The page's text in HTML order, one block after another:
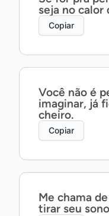
seja no calor
Copiar
Você não é
imaginar, já
cheiro.
Copiar
Me chama
tirar seu